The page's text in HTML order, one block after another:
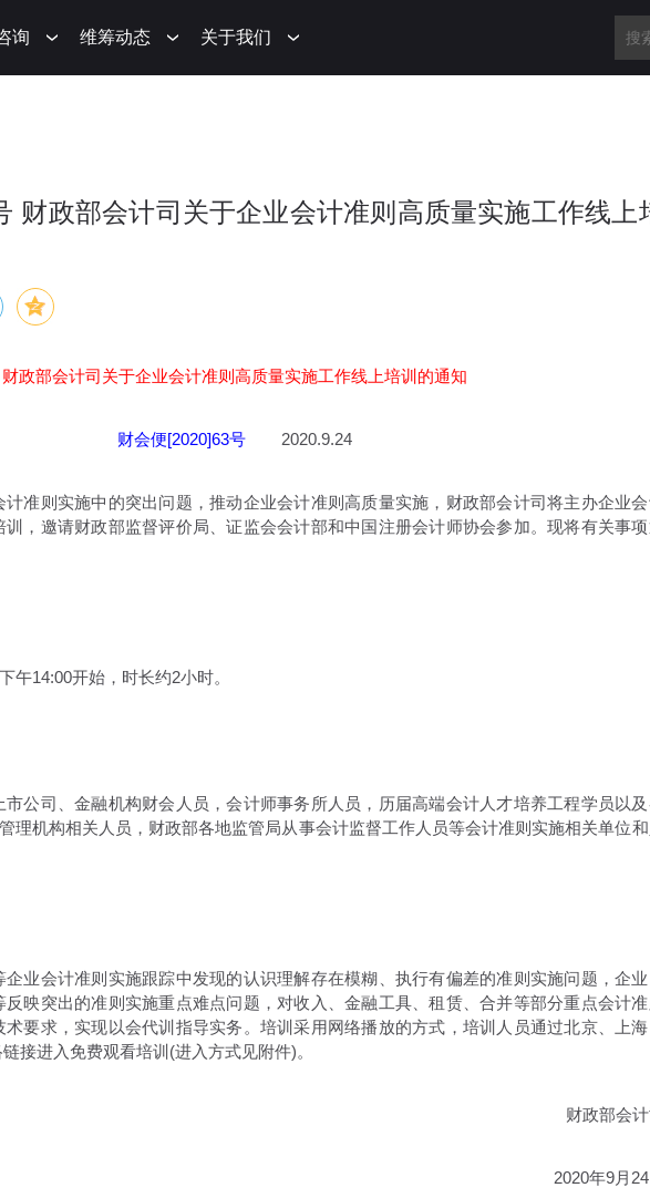
询 维筹动态 关于我们
财政部会计司关于企业会计准则高质量实施工作线上
财政部会计司关于企业会计准则高质量实施工作线上培训的通知
财会便[2020]63号2020.9.24
则实施中的突出问题，推动企业会计准则高质量实施，财政部会计司将主办企业
，邀请财政部监督评价局、证监会会计部和中国注册会计师协会参加。现将有关事项
14:00开始，时长约2小时。
司、金融机构财会人员，会计师事务所人员，历届高端会计人才培养工程学员以
理机构相关人员，财政部各地监管局从事会计监督工作人员等会计准则实施相关单位和
会计准则实施跟踪中发现的认识理解存在模糊、执行有偏差的准则实施问题，企业
映突出的准则实施重点难点问题，对收入、金融工具、租赁、合并等部分重点会计准
要求，实现以会代训指导实务。培训采用网络播放的方式，培训人员通过北京、上海
接进入免费观看培训(进入方式见附件)。
财政部会计
2020年9月24